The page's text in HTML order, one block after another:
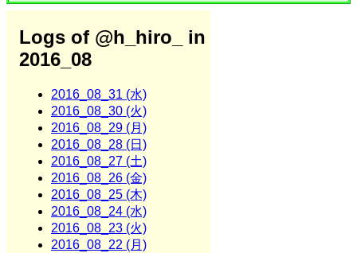
Logs of @h_hiro_ in
2016_08
2016_08_31 (水)
2016_08_30 (火)
2016_08_29 (月)
2016_08_28 (日)
2016_08_27 (土)
2016_08_26 (金)
2016_08_25 (木)
2016_08_24 (水)
2016_08_23 (火)
2016_08_22 (月)